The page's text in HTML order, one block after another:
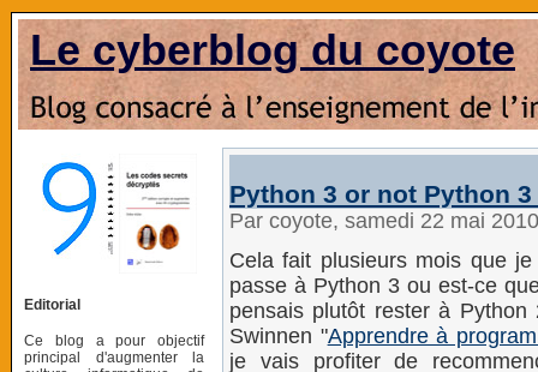
Le cyberblog du coyote
Editorial
Ce blog a pour objectif
principal d'augmenter la
Python 3 or not Python 3
Par coyote, samedi 22 mai
Cela fait plusieurs mois que
passe à Python 3 ou est-ce
pensais plutôt rester à
Swinnen "Apprendre à
je vais profiter de